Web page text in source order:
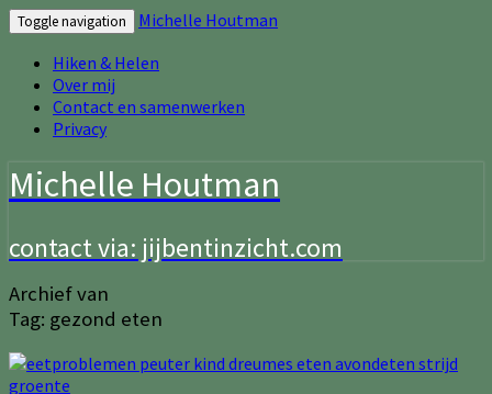
Toggle navigation
Michelle Houtman
Hiken & Helen
Over mij
Contact en samenwerken
Privacy
Michelle Houtman
contact via: jijbentinzicht.com
Archief van
Tag: gezond eten